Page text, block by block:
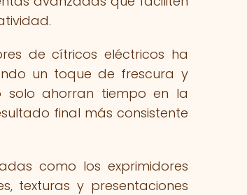
de cítricos eléctricos ha
un toque de frescura y
solo ahorran tiempo en la
final más consistente
como los exprimidores
texturas y presentaciones